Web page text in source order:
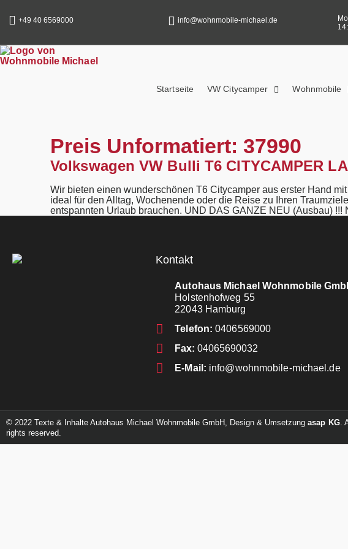
+49 40 6569000 info@wohnmobile-michael.de
Startseite VW Citycamper Wohnmobile
Preis Unformatiert: 37990
Volkswagen VW Bulli T6 CITYCAMPER
Wir bieten einen wunderschönen T6 Citycamper aus erster Hand
ideal für den Alltag, Wochenende oder die Reise zu Ihren
entspannten Urlaub brauchen. UND DAS GANZE NEU (Ausbau)
Kontakt
Autohaus Michael Wohnmobile
Holstenhofweg 55
22043 Hamburg
Telefon:0406569000
Fax:04065690032
E-Mail: info@wohnmobile-michael.de
© 2022 Texte & Inhalte Autohaus Michael Wohnmobile GmbH, Design & Umsetzung asap KG.
rights reserved.